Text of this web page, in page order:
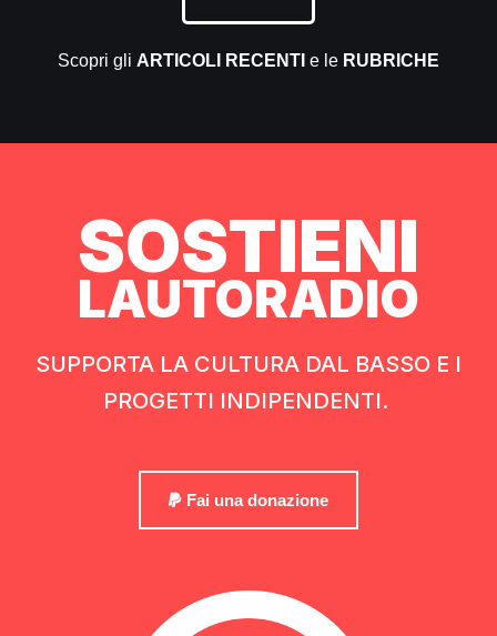
Scopri gli ARTICOLI RECENTI e le RUBRICHE
SOSTIENI
LAUTORADIO
SUPPORTA LA CULTURA DAL BASSO E I
PROGETTI INDIPENDENTI.
Fai una donazione